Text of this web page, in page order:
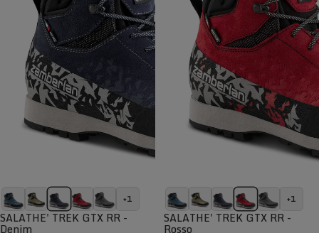
+1
SALATHE' TREK GTX RR -
Denim
+1
SALATHE' TREK GTX RR -
Rosso